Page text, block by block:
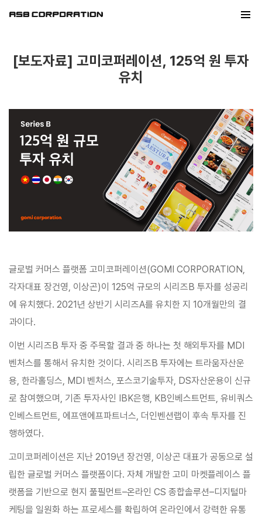
[보도자료] 고미코퍼레이션, 125억 원 투자
유치
글로벌 커머스 플랫폼 고미코퍼레이션(GOMI CORPORATION,
각자대표 장건영, 이상곤)이 125억 규모의 시리즈B 투자를 성공리
에 유치했다. 2021년 상반기 시리즈A를 유치한 지 10개월만의 결
과이다.
이번 시리즈B 투자 중 주목할 결과 중 하나는 첫 해외투자를 MDI
벤처스를 통해서 유치한 것이다. 시리즈B 투자에는 트라움자산운
용, 한라홀딩스, MDI 벤처스, 포스코기술투자, DS자산운용이 신규
로 참여했으며, 기존 투자사인 IBK은행, KB인베스트먼트, 유비쿼스
인베스트먼트, 에프앤에프파트너스, 더인벤션랩이 후속 투자를 진
행하였다.
고미코퍼레이션은 지난 2019년 장건영, 이상곤 대표가 공동으로 설
립한 글로벌 커머스 플랫폼이다. 자체 개발한 고미 마켓플레이스 플
랫폼을 기반으로 현지 풀필먼트–온라인 CS 종합솔루션–디지털마
케팅을 일원화 하는 프로세스를 확립하여 온라인에서 강력한 유통